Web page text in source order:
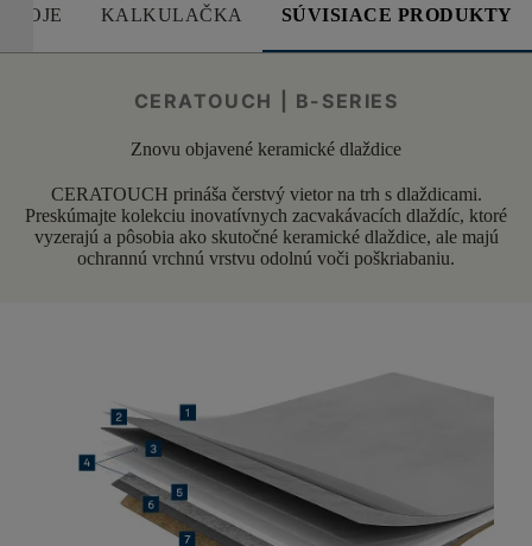
KALKULAČKA SÚVISIACE PRODUKTY
CERATOUCH | B-SERIES
Znovu objavené keramické dlaždice
CERATOUCH prináša čerstvý vietor na trh s dlaždicami.
Preskúmajte kolekciu inovatívnych zacvakávacích dlaždíc, ktoré
vyzerajú a pôsobia ako skutočné keramické dlaždice, ale majú
ochrannú vrchnú vrstvu odolnú voči poškriabaniu.